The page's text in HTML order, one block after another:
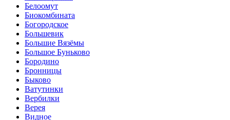
Белоомут
Биокомбината
Богородское
Большевик
Большие Вязёмы
Большое Буньково
Бородино
Бронницы
Быково
Ватутинки
Вербилки
Верея
Видное